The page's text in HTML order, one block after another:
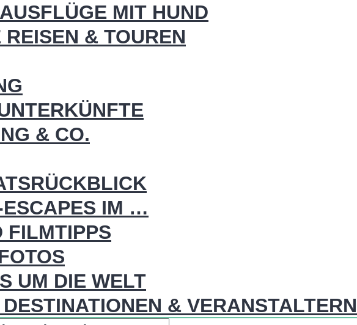
MIT HUND
& TOUREN
& CO.
IM …
FILMTIPPS
UM DIE WELT
& VERANSTALTERN